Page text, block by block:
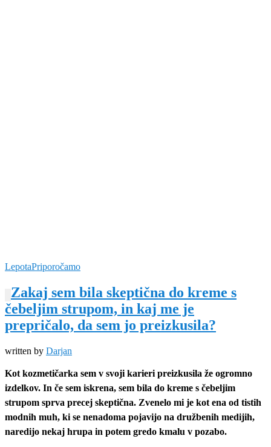
LepotaPriporočamo
Zakaj sem bila skeptična do kreme s
čebeljim strupom, in kaj me je
prepričalo, da sem jo preizkusila?
written by Darjan
Kot kozmetičarka sem v svoji karieri preizkusila že ogromno
izdelkov. In če sem iskrena, sem bila do kreme s čebeljim
strupom sprva precej skeptična. Zvenelo mi je kot ena od tistih
modnih muh, ki se nenadoma pojavijo na družbenih medijih,
naredijo nekaj hrupa in potem gredo kmalu v pozabo.